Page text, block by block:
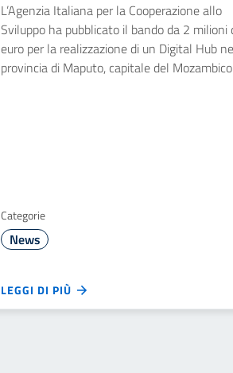
L’Agenzia Italiana per la Cooperazione allo
Sviluppo ha pubblicato il bando da 2 milioni
euro per la realizzazione di un Digital Hub
provincia di Maputo, capitale del
Categorie
News
LEGGI DI PIÙ